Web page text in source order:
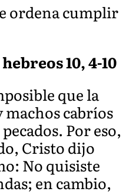
ordena cumplir
10, 4-10
que la
machos cabríos
Por eso,
Cristo dijo
No quisiste
en cambio,